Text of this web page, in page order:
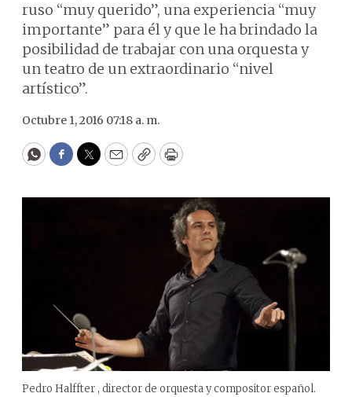
ruso “muy querido”, una experiencia “muy
importante” para él y que le ha brindado la
posibilidad de trabajar con una orquesta y
un teatro de un extraordinario “nivel
artístico”.
Octubre 1, 2016 07:18 a. m.
WhatsApp
Facebook
Twitter
EmailCopyPrint
Pedro Halffter , director de orquesta y compositor español.